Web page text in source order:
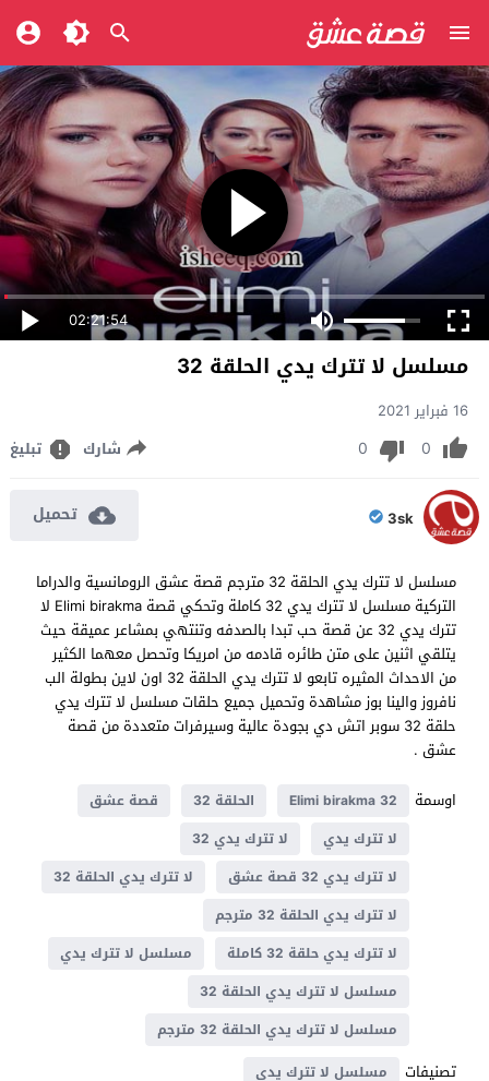
02:21:54
مسلسل لا تترك يدي الحلقة 32
16 فبراير 2021
0
0 شارك تبليغ
3sk تحميل
مسلسل لا تترك يدي الحلقة 32 مترجم قصة عشق الرومانسية والدراما
التركية مسلسل لا تترك يدي 32 كاملة وتحكي قصة Elimi birakma لا
تترك يدي 32 عن قصة حب تبدا بالصدفه وتنتهي بمشاعر عميقة حيث
يتلقي اثنين على متن طائره قادمه من امريكا وتحصل معهما الكثير
من الاحداث المثيره تابعو لا تترك يدي الحلقة 32 اون لاين بطولة الب
نافروز والينا بوز مشاهدة وتحميل جميع حلقات مسلسل لا تترك يدي
حلقة 32 سوبر اتش دي بجودة عالية وسيرفرات متعددة من قصة
عشق .
اوسمة
Elimi birakma 32 الحلقة 32
قصة عشق
لا تترك يدي
لا تترك يدي 32
لا تترك يدي 32 قصة عشق
لا تترك يدي الحلقة 32
لا تترك يدي الحلقة 32 مترجم
لا تترك يدي حلقة 32 كاملة
مسلسل لا تترك يدي
مسلسل لا تترك يدي الحلقة 32
مسلسل لا تترك يدي الحلقة 32 مترجم
تصنيفات مسلسل لا تترك يدي